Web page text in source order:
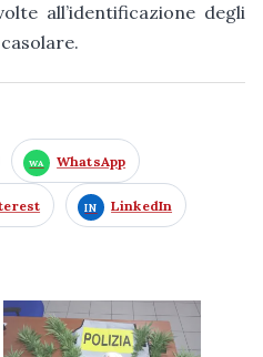
all’identificazione degli
WhatsApp
LinkedIn